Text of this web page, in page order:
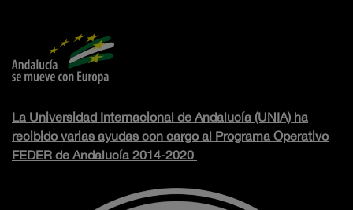
La Universidad Internacional de Andalucía (UNIA) ha
recibido varias ayudas con cargo al Programa Operativo
FEDER de Andalucía 2014-2020